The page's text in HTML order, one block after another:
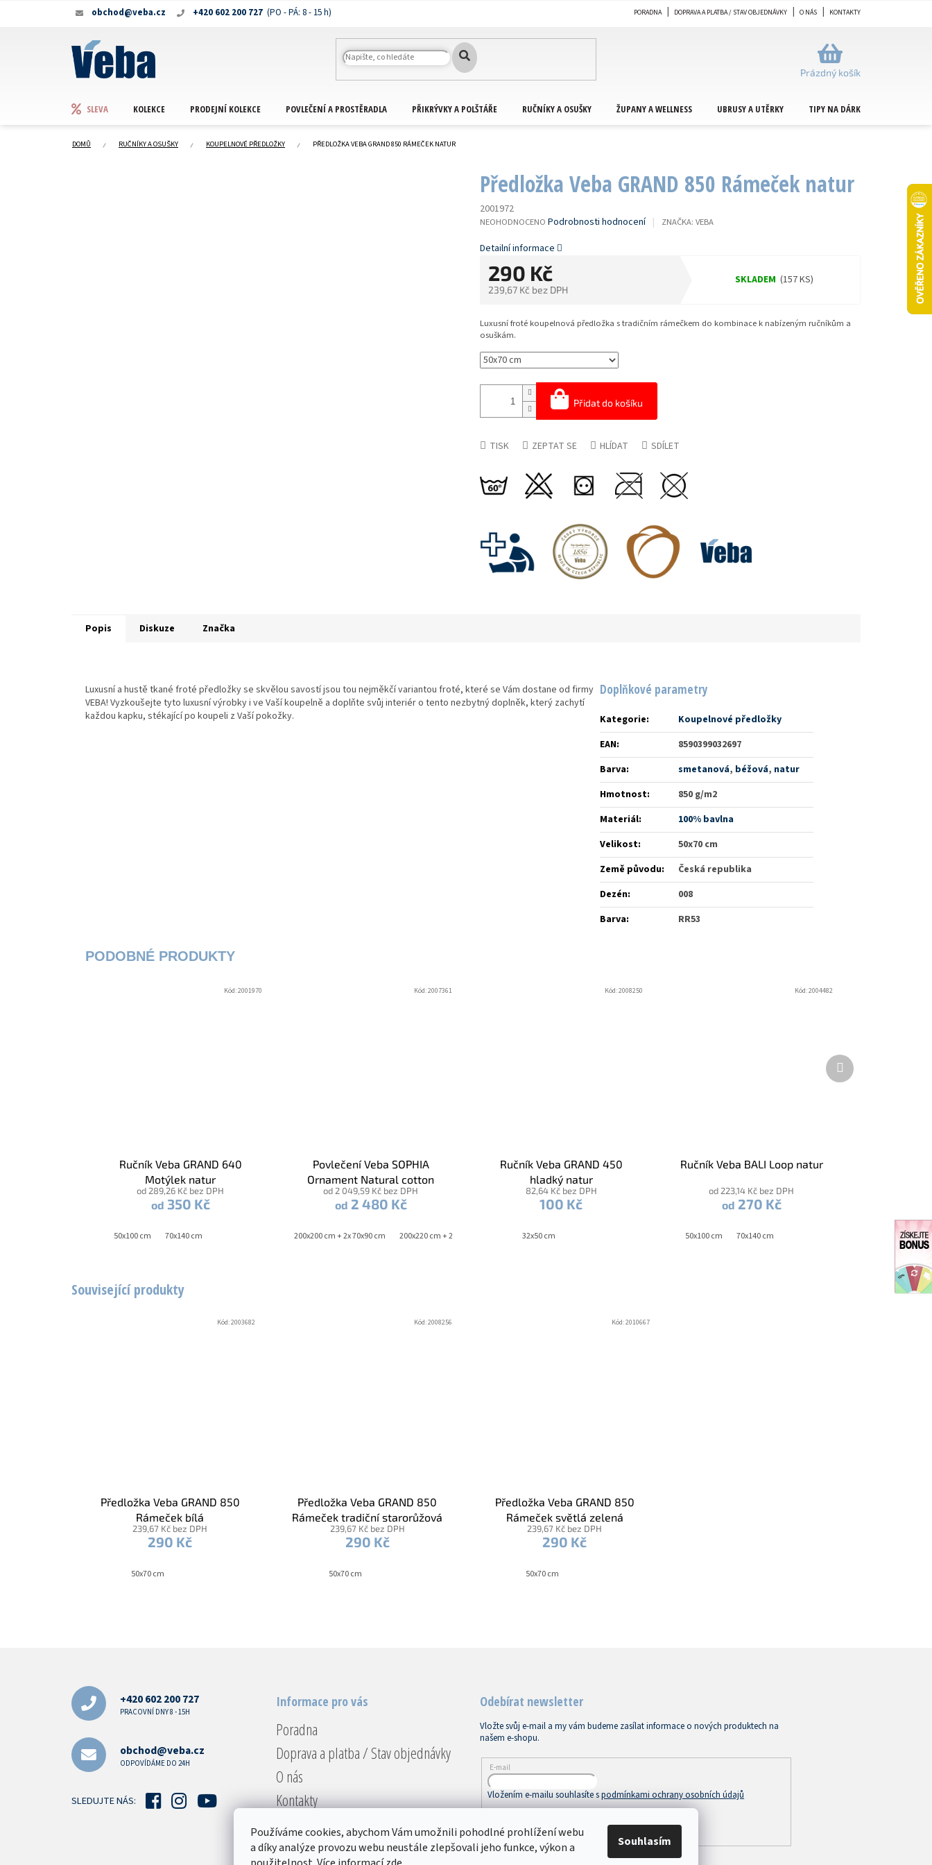
Používáme cookies, abychom Vám umožnili pohodlné prohlížení webu
a díky analýze provozu webu neustále zlepšovali jeho funkce, výkon a
Souhlasím
+420 602 200 727
obchod@veba.cz PORADNA DOPRAVA A PLATBA / STAV OBJEDNÁVKY O NÁS KONTAKTY
NÁKUPNÍ
KOŠÍK
Prázdný košík
SLEVA KOLEKCE PRODEJNÍ KOLEKCE POVLEČENÍ A PROSTĚRADLA PŘIKRÝVKY A POLŠTÁŘE RUČNÍKY A OSUŠKY ŽUPANY A WELLNESS UBRUSY A UTĚRKY TIPY NA DÁRKY
DOMŮ RUČNÍKY A OSUŠKY KOUPELNOVÉ PŘEDLOŽKY PŘEDLOŽKA VEBA GRAND 850 RÁMEČEK NATUR
Předložka Veba GRAND 850 Rámeček natur
2001972
PRŮMĚRNÉ
PRODUKTU
0,0
NEOHODNOCENO Podrobnosti hodnocení ZNAČKA: VEBA
290 Kč
239,67 Kč bez DPH
cena:
SKLADEM (157 KS)
Přidat do košíku
Luxusní froté koupelnová předložka s tradičním rámečkem do kombinace k nabízeným ručníkům a
osuškám.
Detailní informace
TISK ZEPTAT SE HLÍDAT SDÍLET
Související produkty
Předložka Veba GRAND 850
Rámeček bílá
239,67 Kč bez DPH
290 Kč
50x70 cm
Kód:2003682
Předložka Veba GRAND 850
Rámeček tradiční starorůžová
239,67 Kč bez DPH
290 Kč
50x70 cm
Kód:2008256
Předložka Veba GRAND 850
Rámeček světlá zelená
239,67 Kč bez DPH
290 Kč
50x70 cm
Kód:2010667
Popis Diskuze Značka
Luxusní a hustě tkané froté předložky se skvělou savostí jsou tou nejměkčí variantou froté, které se Vám dostane od firmy
VEBA! Vyzkoušejte tyto luxusní výrobky i ve Vaší koupelně a doplňte svůj interiér o tento nezbytný doplněk, který zachytí
každou kapku, stékající po koupeli z Vaší pokožky.
Doplňkové parametry
Kategorie:
Koupelnové předložky
EAN:
8590399032697
Barva: smetanová, béžová, natur
Hmotnost:
850 g/m2
Materiál:
100% bavlna
Velikost:
50x70 cm
Země původu:
Česká republika
Dezén:
008
Barva: RR53
Ručník Veba GRAND 640
Motýlek natur
od 289,26 Kč bez DPH
od 350 Kč
50x100 cm 70x140 cm
Kód:2001970
Povlečení Veba SOPHIA
Ornament Natural cotton
od 2 049,59 Kč bez DPH
od 2 480 Kč
140x200 cm + 70x90 cm 140x220 cm + 70x90 cm 200x200 cm + 2x 70x90 cm 200x220 cm + 2x 70x90 cm 240x220 cm + 2x 70x90 cm
Kód:2007361
Ručník Veba GRAND 450
hladký natur
82,64 Kč bez DPH
100 Kč
32x50 cm
Kód:2008250
Ručník Veba BALI Loop natur
od 223,14 Kč bez DPH
od 270 Kč
50x100 cm 70x140 cm
Kód:2004482
Další
produkt
+420 602 200 727
PRACOVNÍ DNY 8 - 15H
obchod@veba.cz
ODPOVÍDÁME DO 24H
SLEDUJTE NÁS:
Informace pro vás
Poradna
Doprava a platba / Stav objednávky
O nás
Kontakty
Reklamace a vrácení
Obchodní podmínky
Odebírat newsletter
Vložte svůj e-mail a my vám budeme zasílat informace o nových produktech na
našem e-shopu.
E-mail
Vložením e-mailu souhlasíte spodmínkami ochrany osobních údajů
PŘIHLÁSIT SE